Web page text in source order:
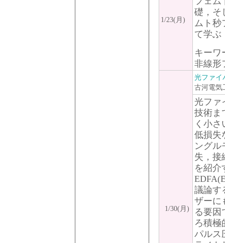
1/23(月)
礎，そ
ムト秒
て学ぶ
キーワ
非線形
1/30(月)
光ファイ
古河電
光ファ
技術ま
く小
低損失
ングル
失，接
を紹介
議論す
ザーに
る要因
ろ積極
パルス